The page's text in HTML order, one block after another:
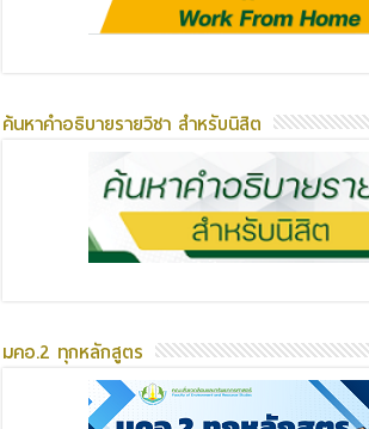
ค้นหาคำอธิบายรายวิชา สำหรับนิสิต
มคอ.2 ทุกหลักสูตร